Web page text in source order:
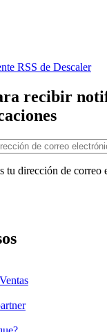
RSS de Descaler
recibir
tu dirección de correo